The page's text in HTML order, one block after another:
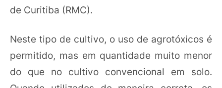
de Curitiba (RMC).
Neste tipo de cultivo, o uso de agrotóxicos é
permitido, mas em quantidade muito menor
do que no cultivo convencional em solo.